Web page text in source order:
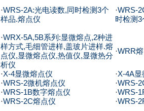
·WRS-2A:光电读数,同时检测3个
样品.熔点仪
·WRS-
时检测
·WRX-5A,5B系列:显微熔点,2种进
样方式,毛细管进样,盖玻片进样.熔
点仪,显微熔点仪,热值仪,显微热分
析仪
·WRR
·X-4显微熔点仪 ·X-4A显
·WRS-2微机熔点仪 ·WRS-
·WRS-1B数字熔点仪 ·WRS-
·WRS-2C熔点仪 ·WRS-